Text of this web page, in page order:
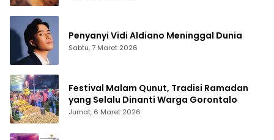
Penyanyi Vidi Aldiano Meninggal Dunia
Sabtu, 7 Maret 2026
Festival Malam Qunut, Tradisi Ramadan
yang Selalu Dinanti Warga Gorontalo
Jumat, 6 Maret 2026